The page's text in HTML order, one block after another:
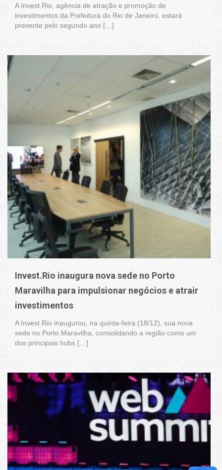
A Invest.Rio, agência de atração e promoção de
investimentos da Prefeitura do Rio de Janeiro, estará
presente pelo segundo ano […]
Invest.Rio inaugura nova sede no Porto
Maravilha para impulsionar negócios e atrair
investimentos
A Invest.Rio inaugurou, na quinta-feira (18/12), sua nova
sede no Porto Maravilha, consolidando a região como um
dos principais hubs […]